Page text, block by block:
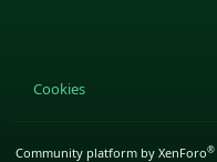
Cookies
Community platform by XenForo®